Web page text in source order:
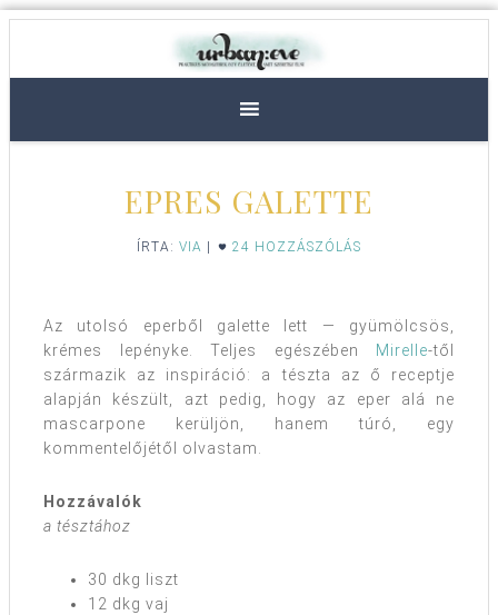
EPRES GALETTE
ÍRTA: VIA 24 HOZZÁSZÓLÁS
Az utolsó eperből galette lett — gyümölcsös,
krémes lepényke. Teljes egészében
Mirelle-től
származik az inspiráció: a tészta az ő receptje
alapján készült, azt pedig, hogy az eper alá ne
mascarpone kerüljön, hanem túró, egy
kommentelőjétől olvastam.
Hozzávalók
a tésztához
30 dkg liszt
12 dkg vaj